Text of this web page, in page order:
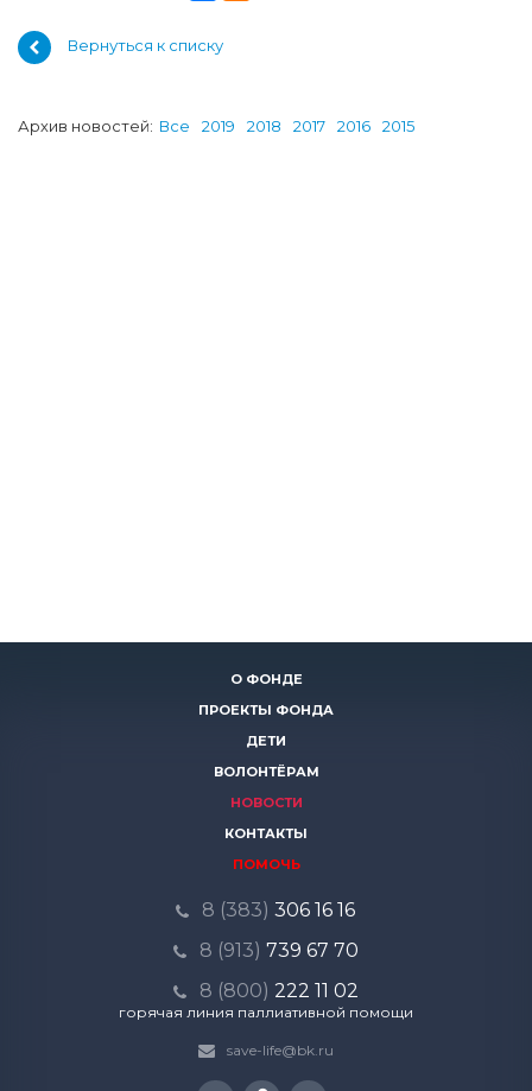
Вернуться к списку
Архив новостей: Все 2019 2018 2017 2016 2015
О ФОНДЕ
ПРОЕКТЫ ФОНДА
ДЕТИ
ВОЛОНТЁРАМ
НОВОСТИ
КОНТАКТЫ
ПОМОЧЬ
8 (383) 306 16 16
8 (913) 739 67 70
8 (800) 222 11 02
горячая линия паллиативной помощи
save-life@bk.ru